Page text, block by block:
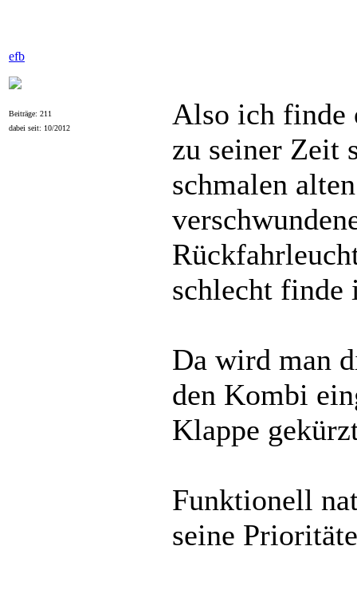
efb
Beiträge: 211
dabei seit: 10/2012
Also ich finde
zu seiner Zeit
schmalen
schlecht finde
Da wird man
den Kombi
Klappe
Funktionell
seine